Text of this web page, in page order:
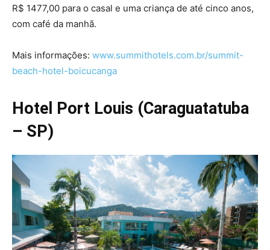
R$ 1477,00 para o casal e uma criança de até cinco anos,
com café da manhã.
Mais informações: www.summithotels.com.br/summit-
beach-hotel-boicucanga
Hotel Port Louis (Caraguatatuba
– SP)